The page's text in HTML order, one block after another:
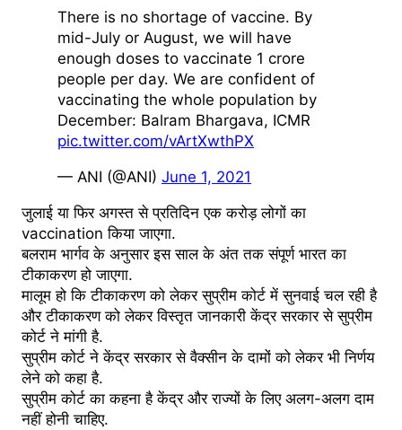
There is no shortage of vaccine. By
mid-July or August, we will have
enough doses to vaccinate 1 crore
people per day. We are confident of
vaccinating the whole population by
December: Balram Bhargava, ICMR
pic.twitter.com/vArtXwthPX
— ANI (@ANI) June 1, 2021
जुलाई या फिर अगस्त से प्रतिदिन एक करोड़ लोगों का
vaccination किया जाएगा.
बलराम भार्गव के अनुसार इस साल के अंत तक संपूर्ण भारत का
टीकाकरण हो जाएगा.
मालूम हो कि टीकाकरण को लेकर सुप्रीम कोर्ट में सुनवाई चल रही है
और टीकाकरण को लेकर विस्तृत जानकारी केंद्र सरकार से सुप्रीम
कोर्ट ने मांगी है.
सुप्रीम कोर्ट ने केंद्र सरकार से वैक्सीन के दामों को लेकर भी निर्णय
लेने को कहा है.
सुप्रीम कोर्ट का कहना है केंद्र और राज्यों के लिए अलग-अलग दाम
नहीं होनी चाहिए.